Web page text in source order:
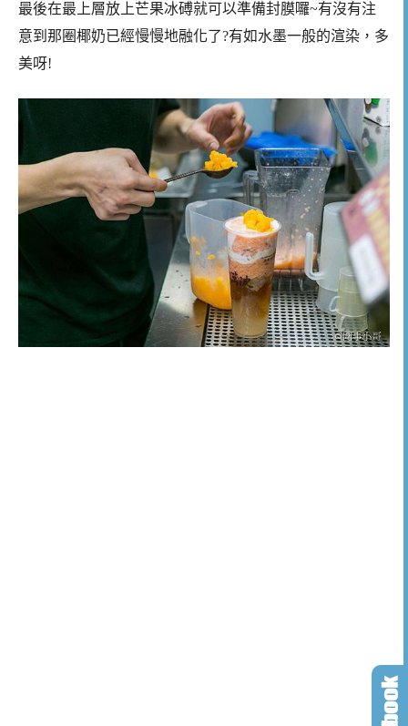
最後在最上層放上芒果冰磗就可以準備封膜囉~有沒有注
意到那圈椰奶已經慢慢地融化了?有如水墨一般的渲染，多
美呀!